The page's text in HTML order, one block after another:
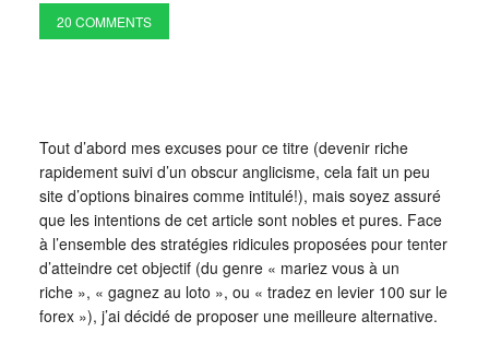
20 COMMENTS
Tout d’abord mes excuses pour ce titre (devenir riche
rapidement suivi d’un obscur anglicisme, cela fait un peu
site d’options binaires comme intitulé!), mais soyez assuré
que les intentions de cet article sont nobles et pures. Face
à l’ensemble des stratégies ridicules proposées pour tenter
d’atteindre cet objectif (du genre « mariez vous à un
riche », « gagnez au loto », ou « tradez en levier 100 sur le
forex »), j’ai décidé de proposer une meilleure alternative.